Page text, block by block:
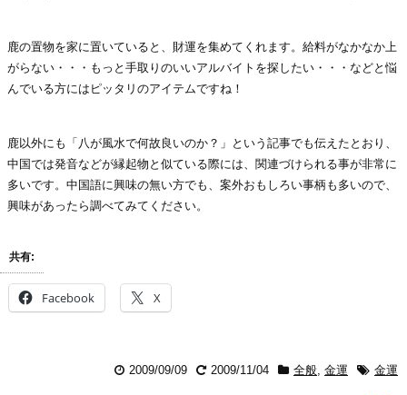
鹿の置物を家に置いていると、財運を集めてくれます。給料がなかなか上
がらない・・・もっと手取りのいいアルバイトを探したい・・・などと悩
んでいる方にはピッタリのアイテムですね！
鹿以外にも「八が風水で何故良いのか？」という記事でも伝えたとおり、
中国では発音などが縁起物と似ている際には、関連づけられる事が非常に
多いです。中国語に興味の無い方でも、案外おもしろい事柄も多いので、
興味があったら調べてみてください。
共有:
Facebook X
2009/09/09 2009/11/04 全般, 金運 金運